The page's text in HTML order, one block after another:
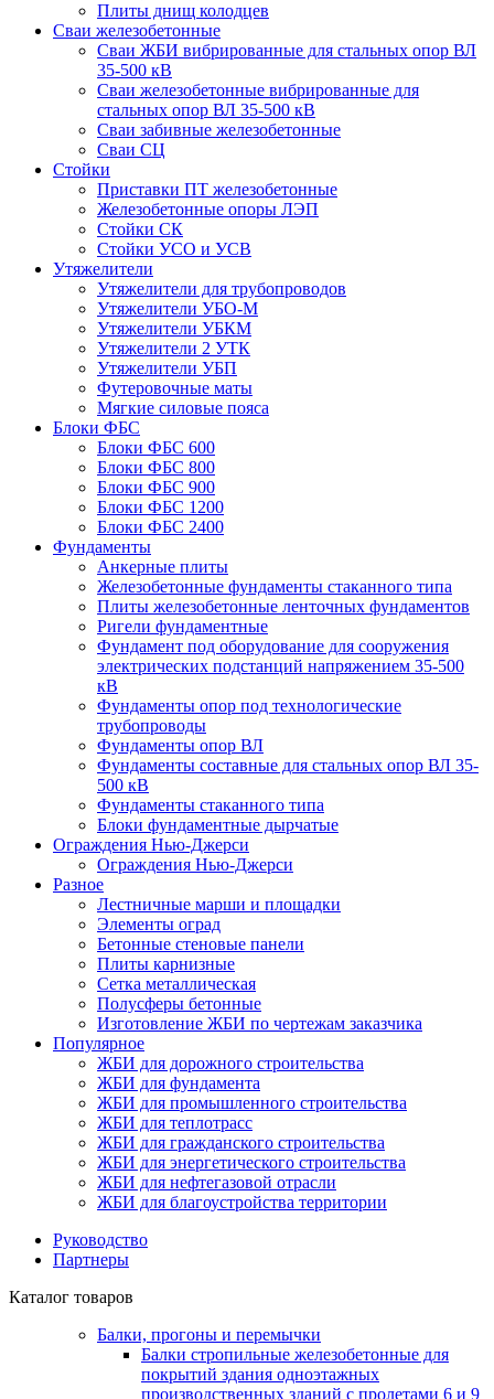
Плиты днищ колодцев
Сваи железобетонные
Сваи ЖБИ вибрированные для стальных опор ВЛ
35-500 кВ
Сваи железобетонные вибрированные для
стальных опор ВЛ 35-500 кВ
Сваи забивные железобетонные
Сваи СЦ
Стойки
Приставки ПТ железобетонные
Железобетонные опоры ЛЭП
Стойки СК
Стойки УСО и УСВ
Утяжелители
Утяжелители для трубопроводов
Утяжелители УБО-М
Утяжелители УБКМ
Утяжелители 2 УТК
Утяжелители УБП
Футеровочные маты
Мягкие силовые пояса
Блоки ФБС
Блоки ФБС 600
Блоки ФБС 800
Блоки ФБС 900
Блоки ФБС 1200
Блоки ФБС 2400
Фундаменты
Анкерные плиты
Железобетонные фундаменты стаканного типа
Плиты железобетонные ленточных фундаментов
Ригели фундаментные
Фундамент под оборудование для сооружения
электрических подстанций напряжением 35-500
кВ
Фундаменты опор под технологические
трубопроводы
Фундаменты опор ВЛ
Фундаменты составные для стальных опор ВЛ 35-
500 кВ
Фундаменты стаканного типа
Блоки фундаментные дырчатые
Ограждения Нью-Джерси
Ограждения Нью-Джерси
Разное
Лестничные марши и площадки
Элементы оград
Бетонные стеновые панели
Плиты карнизные
Сетка металлическая
Полусферы бетонные
Изготовление ЖБИ по чертежам заказчика
Популярное
ЖБИ для дорожного строительства
ЖБИ для фундамента
ЖБИ для промышленного строительства
ЖБИ для теплотрасс
ЖБИ для гражданского строительства
ЖБИ для энергетического строительства
ЖБИ для нефтегазовой отрасли
ЖБИ для благоустройства территории
Руководство
Партнеры
Каталог товаров
Балки, прогоны и перемычки
Балки стропильные железобетонные для
покрытий здания одноэтажных
производственных зданий с пролетами 6 и 9